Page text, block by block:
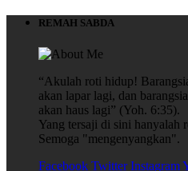
REMAH SABDA
“Akulah roti hidup!
akan lapar lagi, dan
akan haus lagi” (Yoh. 6:35).
Yang tersaji di sini hanyalah
Semoga "mengenyangkan".
Facebook Twitter Instagram